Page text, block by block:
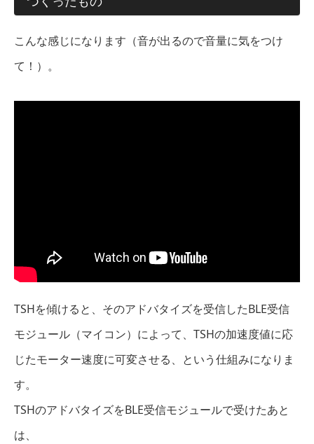
こんな感じになります（音が出るので音量に気をつけ
て！）。
TSHを傾けると、そのアドバタイズを受信したBLE受信
モジュール（マイコン）によって、TSHの加速度値に応
じたモーター速度に可変させる、という仕組みになりま
す。
TSHのアドバタイズをBLE受信モジュールで受けたあと
は、